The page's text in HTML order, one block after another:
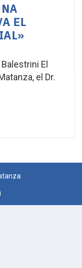
EL
El
el Dr.